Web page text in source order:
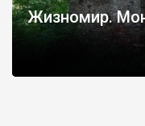
Жизномир.